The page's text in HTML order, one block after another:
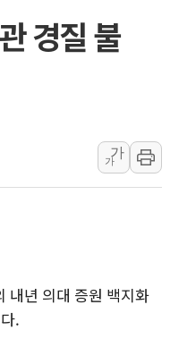
져…온열질환 여부 조사
오전 집중 편성…체감온도 38
, 민주당 스스로 원칙 뒤집는 것"
·진천 35도, 곳곳 소나기
선 발표...김민석 '재역전' vs 정
인상 우려 후퇴…S&P500 최고
추진…"26일까지 의혹 소명"
경질 불
가
가
내년 의대 증원 백지화
.